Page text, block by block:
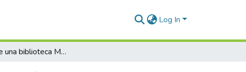
Log In
Diseño de una biblioteca Municipal para la integración de la Pachamama en el Distrito de San Miguel – 2024